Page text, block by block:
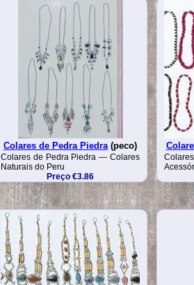
Colares de Pedra Piedra(peco)
Colares de Pedra Piedra — Colares
Naturais do Peru
Preço €3.86